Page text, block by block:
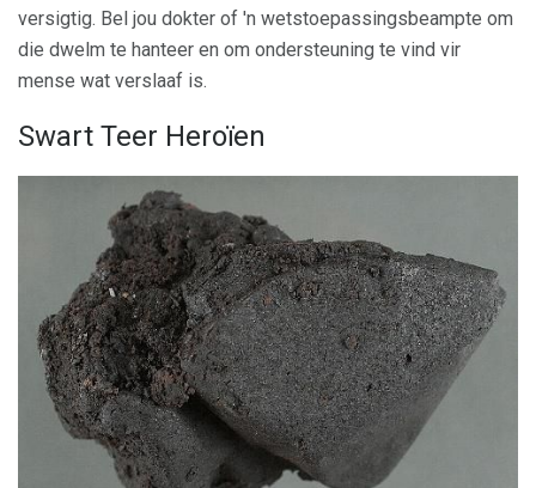
versigtig. Bel jou dokter of 'n wetstoepassingsbeampte om
die dwelm te hanteer en om ondersteuning te vind vir
mense wat verslaaf is.
Swart Teer Heroïen